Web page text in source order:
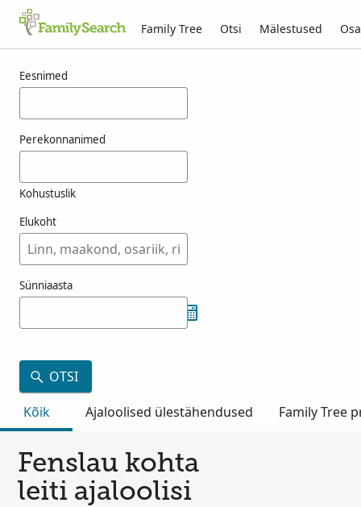
Family Tree Otsi Mälestused
Eesnimed
Perekonnanimed
Kohustuslik
Elukoht
Sünniaasta
OTSI
Kõik
Ajaloolised ülestähendused Family Tree
Fenslau kohta
leiti ajaloolisi